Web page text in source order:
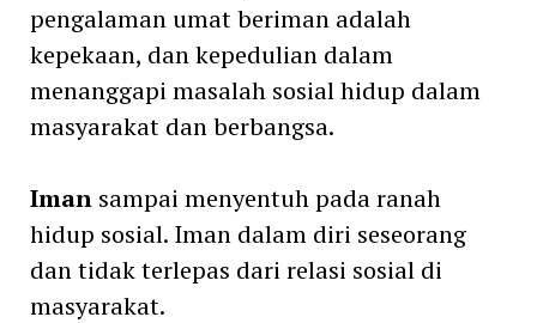
pengalaman umat beriman adalah
kepekaan, dan kepedulian dalam
menanggapi masalah sosial hidup dalam
masyarakat dan berbangsa.
Imansampai menyentuh pada ranah
hidup sosial. Iman dalam diri seseorang
dan tidak terlepas dari relasi sosial di
masyarakat.